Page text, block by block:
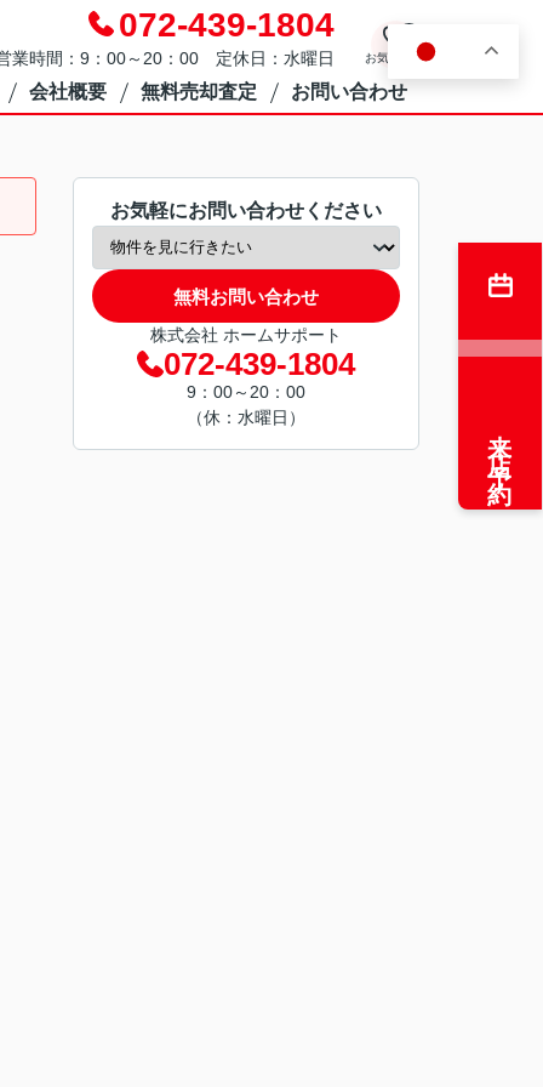
072-439-1804
業時間：9：00～20：00 定休日：水曜日 お気に入り
会社概要 無料売却査定 お問い合わせ
お気軽にお問い合わせください
無料お問い合わせ
株式会社 ホームサポート
072-439-1804
9：00～20：00
（休：水曜日）
来店予約